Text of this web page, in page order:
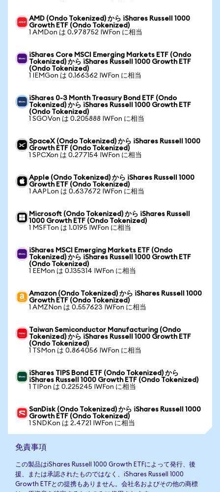
AMD (Ondo Tokenized) から iShares Russell 1000
Growth ETF (Ondo Tokenized)
1 AMDon は 0.978752 IWFon に相当
iShares Core MSCI Emerging Markets ETF (Ondo
Tokenized) から iShares Russell 1000 Growth ETF
(Ondo Tokenized)
1 IEMGon は 0.166362 IWFon に相当
iShares 0-3 Month Treasury Bond ETF (Ondo
Tokenized) から iShares Russell 1000 Growth ETF
(Ondo Tokenized)
1 SGOVon は 0.205888 IWFon に相当
SpaceX (Ondo Tokenized) から iShares Russell 1000
Growth ETF (Ondo Tokenized)
1 SPCXon は 0.277154 IWFon に相当
Apple (Ondo Tokenized) から iShares Russell 1000
Growth ETF (Ondo Tokenized)
1 AAPLon は 0.637672 IWFon に相当
Microsoft (Ondo Tokenized) から iShares Russell
1000 Growth ETF (Ondo Tokenized)
1 MSFTon は 1.0195 IWFon に相当
iShares MSCI Emerging Markets ETF (Ondo
Tokenized) から iShares Russell 1000 Growth ETF
(Ondo Tokenized)
1 EEMon は 0.135314 IWFon に相当
Amazon (Ondo Tokenized) から iShares Russell 1000
Growth ETF (Ondo Tokenized)
1 AMZNon は 0.557623 IWFon に相当
Taiwan Semiconductor Manufacturing (Ondo
Tokenized) から iShares Russell 1000 Growth ETF
(Ondo Tokenized)
1 TSMon は 0.864056 IWFon に相当
iShares TIPS Bond ETF (Ondo Tokenized) から
iShares Russell 1000 Growth ETF (Ondo Tokenized)
1 TIPon は 0.225245 IWFon に相当
SanDisk (Ondo Tokenized) から iShares Russell 1000
Growth ETF (Ondo Tokenized)
1 SNDKon は 2.4721 IWFon に相当
免責事項
この製品はiShares Russell 1000 Growth ETFによって発行、後
援、または承認されたものではなく、iShares Russell 1000
Growth ETFとの提携もありません。会社名およびその他の商標